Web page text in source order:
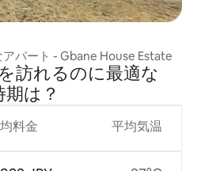
パート - Gbane House Estate
訪⁠れ⁠るの⁠に最⁠適⁠な
期⁠は⁠？
料金 平均気温